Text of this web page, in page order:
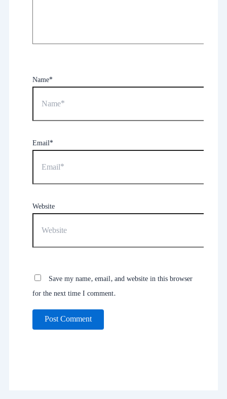
Name*
Email*
Website
Save my name, email, and website in this browser
for the next time I comment.